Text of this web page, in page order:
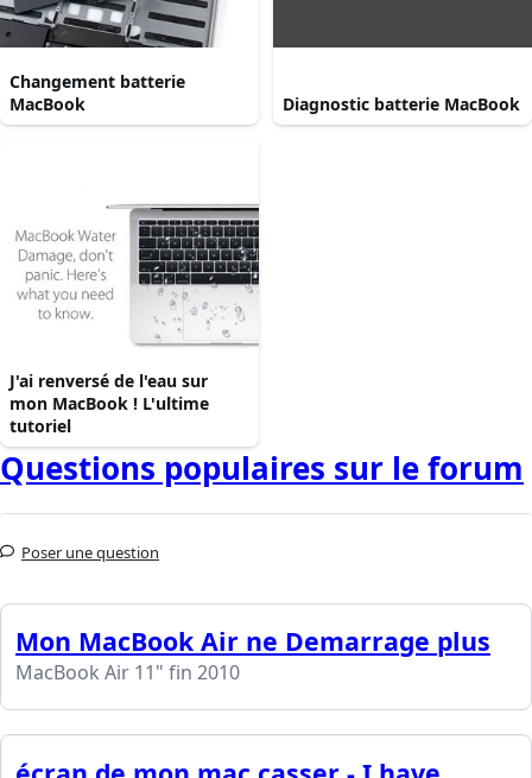
Changement batterie
MacBook
Diagnostic batterie MacBook
J'ai renversé de l'eau sur
mon MacBook ! L'ultime
tutoriel
Questions populaires sur le forum
Poser une question
Mon MacBook Air ne Demarrage plus
MacBook Air 11" fin 2010